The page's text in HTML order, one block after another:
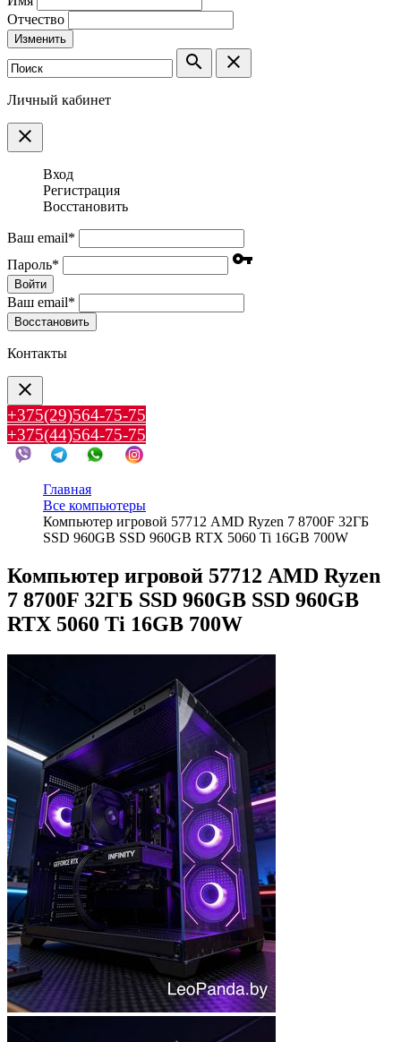
Отчество
Изменить
search clear
Личный кабинет
clear
Вход
Регистрация
Восстановить
Ваш email*
Пароль* vpn_key
Войти
Ваш email*
Воcстановить
Контакты
clear
+375(29)564-75-75
+375(44)564-75-75
Главная
Все компьютеры
Компьютер игровой 57712 AMD Ryzen 7 8700F 32ГБ
SSD 960GB SSD 960GB RTX 5060 Ti 16GB 700W
Компьютер игровой 57712 AMD Ryzen
7 8700F 32ГБ SSD 960GB SSD 960GB
RTX 5060 Ti 16GB 700W